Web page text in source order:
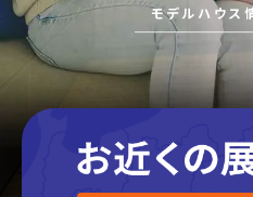
モデルハウス